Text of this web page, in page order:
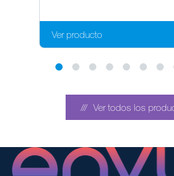
Ver producto
Ver todos los